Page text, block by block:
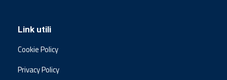
Link utili
Cookie Policy
Privacy Policy